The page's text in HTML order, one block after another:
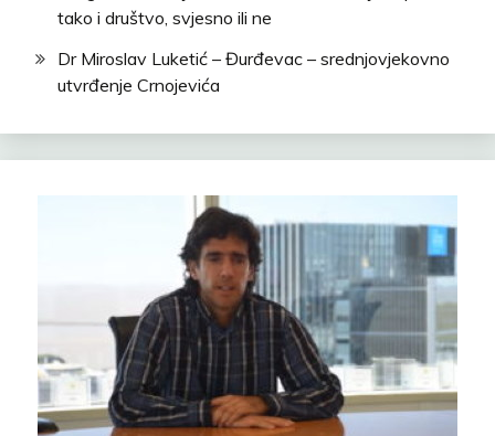
tako i društvo, svjesno ili ne
Dr Miroslav Luketić – Đurđevac – srednjovjekovno
utvrđenje Crnojevića